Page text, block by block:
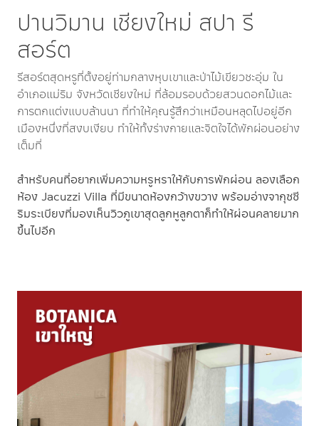
ปานวิมาน เชียงใหม่ สปา รี
สอร์ต
รีสอร์ตสุดหรูที่ตั้งอยู่ท่ามกลางหุบเขาและป่าไม้เขียวชะอุ่ม ใน
อำเภอแม่ริม จังหวัดเชียงใหม่ ที่ล้อมรอบด้วยสวนดอกไม้และ
การตกแต่งแบบล้านนา ที่ทำให้คุณรู้สึกว่าเหมือนหลุดไปอยู่อีก
เมืองหนึ่งที่สงบเงียบ ทำให้ทั้งร่างกายและจิตใจได้พักผ่อนอย่าง
เต็มที่
สำหรับคนที่อยากเพิ่มความหรูหราให้กับการพักผ่อน ลองเลือก
ห้อง Jacuzzi Villa ที่มีขนาดห้องกว้างขวาง พร้อมอ่างจากุซซี
ริมระเบียงที่มองเห็นวิวภูเขาสุดลูกหูลูกตาก็ทำให้ผ่อนคลายมาก
ขึ้นไปอีก